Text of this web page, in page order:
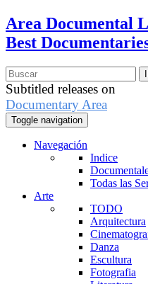
Area Documental
Best
Subtitled releases on
Documentary Area
Toggle navigation
Navegación
Indice
Todas las
Arte
TODO
Arquitectura
Danza
Escultura
Fotografia